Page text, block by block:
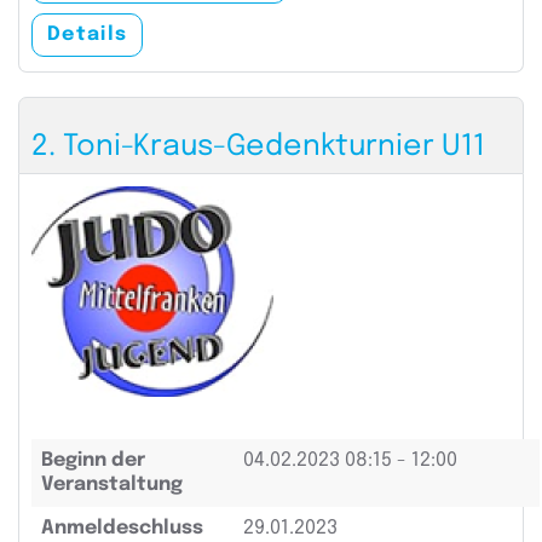
Details
2. Toni-Kraus-Gedenkturnier U11
Beginn der
Veranstaltung
04.02.2023 08:15 - 12:00
Anmeldeschluss 29.01.2023